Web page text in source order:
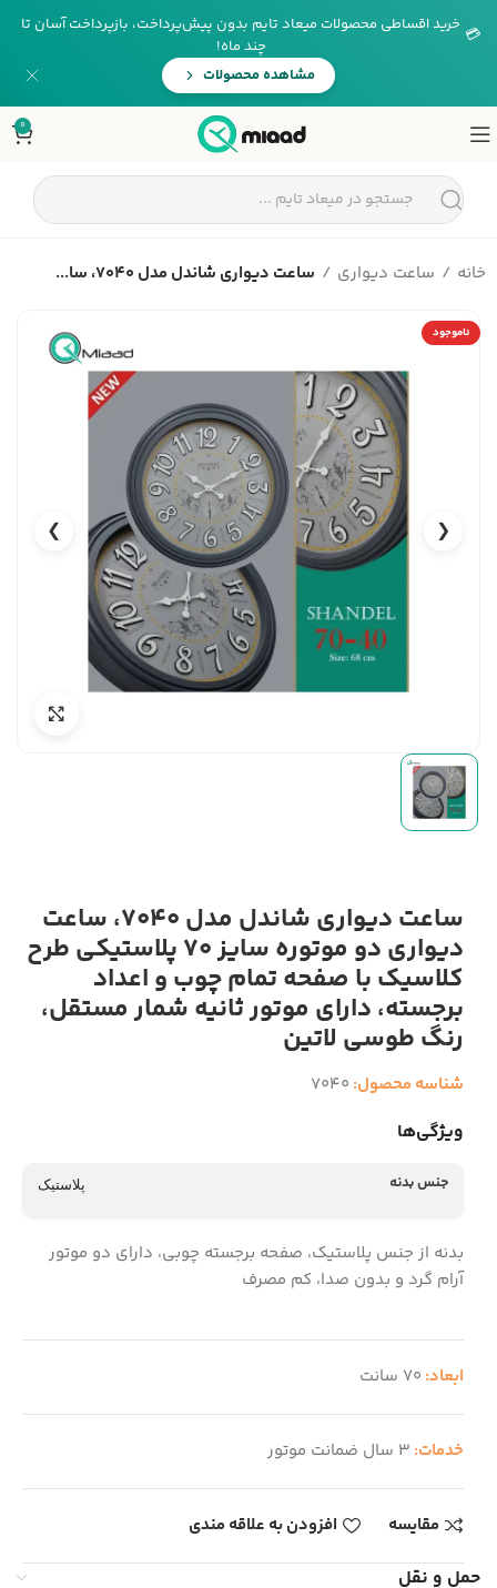
💳 خرید اقساطی محصولات میعاد تایم بدون پیش‌پرداخت، بازپرداخت آسان تا
چند ماه!
مشاهده محصولات
0
خانه ساعت دیواری ساعت دیواری شاندل مدل 7040، سا...
ناموجود
❮
❯
ساعت دیواری شاندل مدل 7040، ساعت
دیواری دو موتوره سایز 70 پلاستیکی طرح
کلاسیک با صفحه تمام چوب و اعداد
برجسته، دارای موتور ثانیه شمار مستقل،
رنگ طوسی لاتین
شناسه محصول: 7040
ویژگی‌ها
جنس بدنه پلاستیک
بدنه از جنس پلاستیک، صفحه برجسته چوبی، دارای دو موتور
آرام گرد و بدون صدا، کم مصرف
ابعاد: 70 سانت
خدمات: 3 سال ضمانت موتور
مقایسه افزودن به علاقه مندی
حمل و نقل